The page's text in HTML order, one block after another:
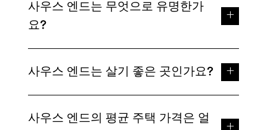
사우스 엔드는 무엇으로 유명한가
요?
사우스 엔드는 살기 좋은 곳인가요?
사우스 엔드의 평균 주택 가격은 얼